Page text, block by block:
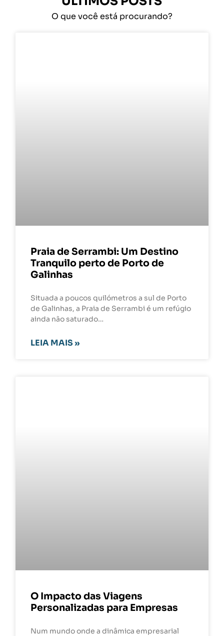
O que você está procurando?
Praia de Serrambi: Um Destino
Tranquilo perto de Porto de
Galinhas
Situada a poucos quilómetros a sul de Porto
de Galinhas, a Praia de Serrambi é um refúgio
ainda não saturado…
LEIA MAIS »
O Impacto das Viagens
Personalizadas para Empresas
Num mundo onde a dinâmica empresarial